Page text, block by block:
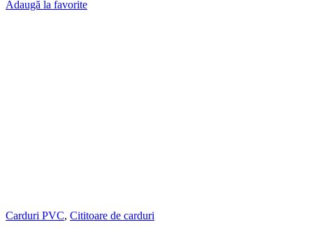
Adaugă la favorite
Carduri PVC, Cititoare de carduri